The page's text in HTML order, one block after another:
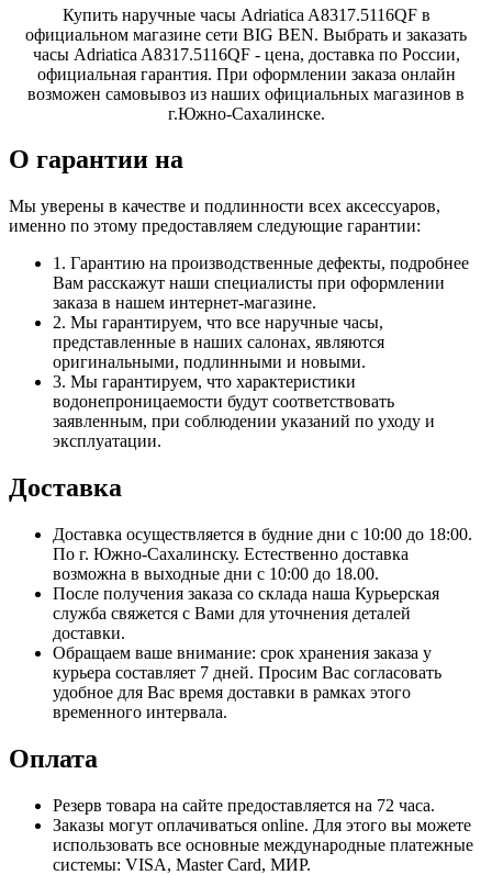
Купить наручные часы Adriatica A8317.5116QF в
официальном магазине сети BIG BEN. Выбрать и заказать
часы Adriatica A8317.5116QF - цена, доставка по России,
официальная гарантия. При оформлении заказа онлайн
возможен самовывоз из наших официальных магазинов в
г.Южно-Сахалинске.
О гарантии на
Мы уверены в качестве и подлинности всех аксессуаров,
именно по этому предоставляем следующие гарантии:
1. Гарантию на производственные дефекты, подробнее
Вам расскажут наши специалисты при оформлении
заказа в нашем интернет-магазине.
2. Мы гарантируем, что все наручные часы,
представленные в наших салонах, являются
оригинальными, подлинными и новыми.
3. Мы гарантируем, что характеристики
водонепроницаемости будут соответствовать
заявленным, при соблюдении указаний по уходу и
эксплуатации.
Доставка
Доставка осуществляется в будние дни с 10:00 до 18:00.
По г. Южно-Сахалинску. Естественно доставка
возможна в выходные дни с 10:00 до 18.00.
После получения заказа со склада наша Курьерская
служба свяжется с Вами для уточнения деталей
доставки.
Обращаем ваше внимание: срок хранения заказа у
курьера составляет 7 дней. Просим Вас согласовать
удобное для Вас время доставки в рамках этого
временного интервала.
Оплата
Резерв товара на сайте предоставляется на 72 часа.
Заказы могут оплачиваться online. Для этого вы можете
использовать все основные международные платежные
системы: VISA, Master Card, МИР.